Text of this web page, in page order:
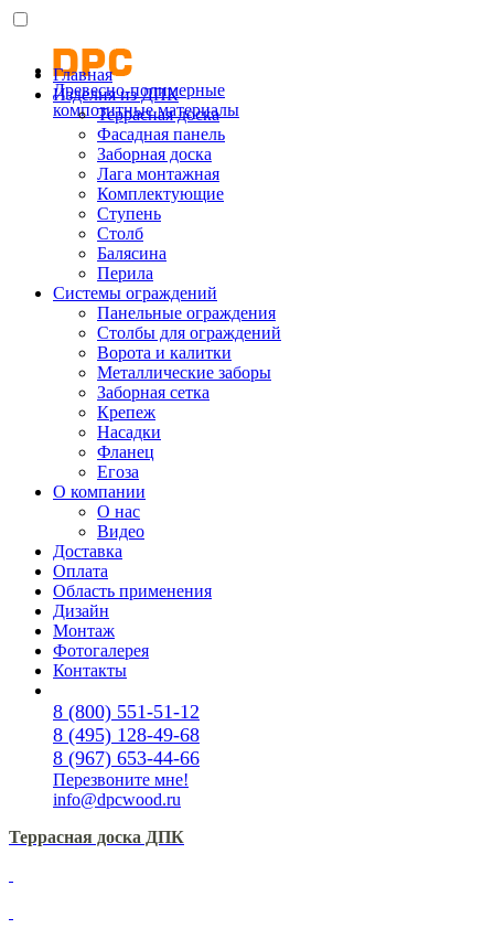
Древесно-полимерные
композитные материалы
Главная
Изделия из ДПК
Террасная доска
Фасадная панель
Заборная доска
Лага монтажная
Комплектующие
Ступень
Столб
Балясина
Перила
Системы ограждений
Панельные ограждения
Столбы для ограждений
Ворота и калитки
Металлические заборы
Заборная сетка
Крепеж
Насадки
Фланец
Егоза
О компании
О нас
Видео
Доставка
Оплата
Область применения
Дизайн
Монтаж
Фотогалерея
Контакты
8 (800) 551-51-12
8 (495) 128-49-68
8 (967) 653-44-66
Перезвоните мне!
info@dpcwood.ru
Террасная доска ДПК